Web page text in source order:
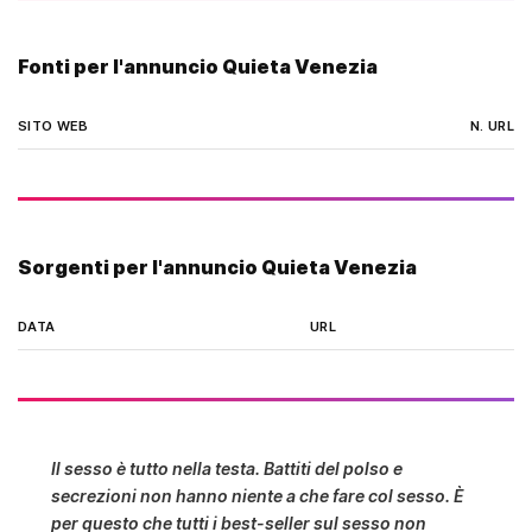
no stranieri!
Fonti per l'annuncio Quieta Venezia
SITO WEB N. URL
Sorgenti per l'annuncio Quieta Venezia
DATA URL
Il sesso è tutto nella testa. Battiti del polso e
secrezioni non hanno niente a che fare col sesso. È
per questo che tutti i best-seller sul sesso non